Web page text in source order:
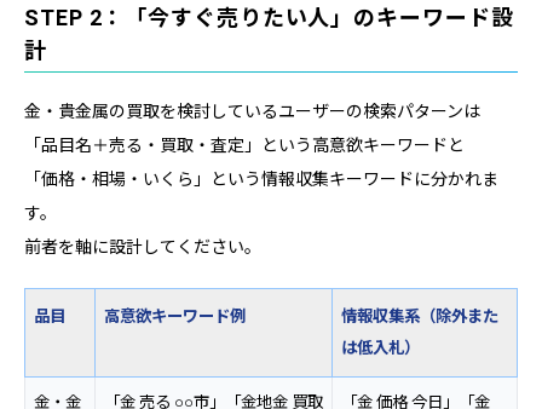
STEP 2：「今すぐ売りたい人」のキーワード設
計
金・貴金属の買取を検討しているユーザーの検索パターンは
「品目名＋売る・買取・査定」という高意欲キーワードと
「価格・相場・いくら」という情報収集キーワードに分かれま
す。
前者を軸に設計してください。
品目 高意欲キーワード例
情報収集系（除外また
は低入札）
金・金
「金 売る ○○市」「金地金 買取
「金 価格 今日」「金